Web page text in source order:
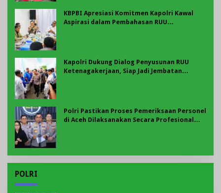
KBPBI Apresiasi Komitmen Kapolri Kawal
Aspirasi dalam Pembahasan RUU
Kapolri Dukung Dialog Penyusunan RUU
Ketenagakerjaan, Siap Jadi Jembatan
Polri Pastikan Proses Pemeriksaan Personel
di Aceh Dilaksanakan Secara Profesional
POLRI